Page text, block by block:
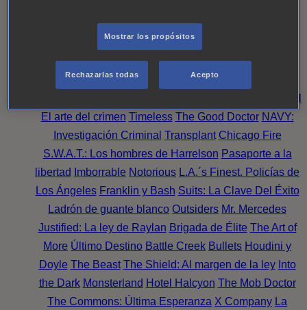
Magpie Murders Blindspot Coyote
Reckoning: Ajuste de Cuentas
Noche Wild Bill Mentes Criminales Candice Renoir
Absentia Harrow Bulletproof Annika Lincoln Rhyme:
El arte del crimen Timeless The Good Doctor NAVY:
Investigación Criminal Transplant Chicago Fire
S.W.A.T.: Los hombres de Harrelson Pasaporte a la
libertad
Imborrable Notorious L.A.´s Finest. Policías de
Los Ángeles Franklin y Bash Suits: La Clave Del Éxito
Ladrón de guante blanco Outsiders Mr. Mercedes
Justified: La ley de Raylan Brigada de Élite The Art of
More Último Destino Battle Creek Bullets Houdini y
Doyle The Beast The Shield: Al margen de la ley Into
the Dark Monsterland Hotel Halcyon The Mob Doctor
The Commons: Última Esperanza X Company La
Mostrar los propósitos
Rechazarlas todas Acepto